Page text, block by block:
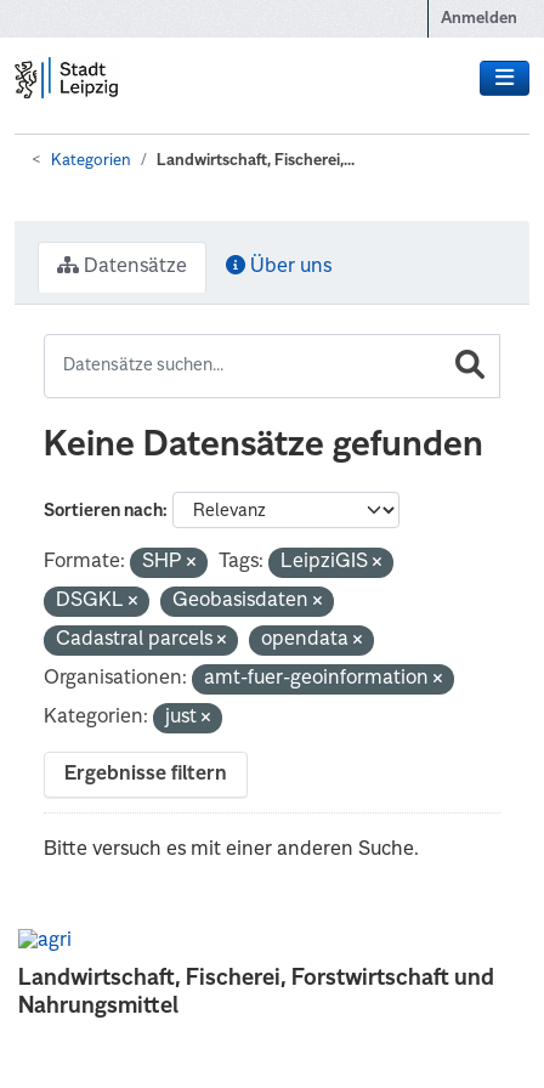
Anmelden
Kategorien Landwirtschaft, Fischerei,...
Landwirtschaft, Fischerei, Forstwirtschaft und
Nahrungsmittel
Datensätze Über uns
Keine Datensätze gefunden
Sortieren nach
Formate: SHP Tags:
LeipziGIS
DSGKL
Geobasisdaten
Cadastral parcels
opendata
Organisationen:
amt-fuer-geoinformation
Kategorien:
just
Ergebnisse filtern
Bitte versuch es mit einer anderen Suche.